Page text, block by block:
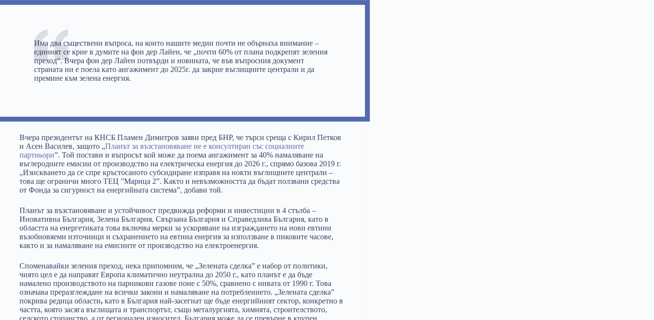
Има два съществени въпроса, на които нашите медии почти не обърнаха внимание –
единият се крие в думите на фон дер Лайен, че „почти 60% от плана подкрепят зеления
преход“. Вчера фон дер Лайен потвърди и новината, че във въпросния документ
страната ни е поела като ангажимент до 2025г. да закрие въглищните централи и да
премине към зелена енергия.
Вчера президентът на КНСБ Пламен Димитров заяви пред БНР, че търси среща с Кирил Петков
и Асен Василев, защото „Планът за възстановяване не е консултиран със социалните
партньори”. Той постави и въпросът кой може да поема ангажимент за 40% намаляване на
въглеродните емисии от производство на електрическа енергия до 2026 г., спрямо базова 2019 г.
„Изискването да се спре кръстосаното субсидиране изправя на нокти въглищните централи –
това ще ограничи много ТЕЦ ”Марица 2”. Както и невъзможността да бъдат ползвани средства
от Фонда за сигурност на енергийната система”, добави той.
Планът за възстановяване и устойчивост предвижда реформи и инвестиции в 4 стълба –
Иновативна България, Зелена България, Свързана България и Справедлива България, като в
областта на енергетиката това включва мерки за ускоряване на изграждането на нови евтини
възобновяеми източници и съхранението на евтина енергия за използване в пиковите часове,
както и за намаляване на емисиите от производство на електроенергия.
Споменавайки зеления преход, нека припомним, че „Зелената сделка” е набор от политики,
чиято цел е да направят Европа климатично неутрална до 2050 г., като планът е да бъде
намалено производството на парникови газове поне с 50%, сравнено с нивата от 1990 г. Това
означава преразглеждане на всички закони и намаляване на потреблението. „Зелената сделка”
покрива редица области, като в България най-засегнат ще бъде енергийният сектор, конкретно в
частта, която засяга въглищата и транспортът, също металургията, химията, строителството,
селското стопанство, а от регионален износител, България може да се превърне в крупен